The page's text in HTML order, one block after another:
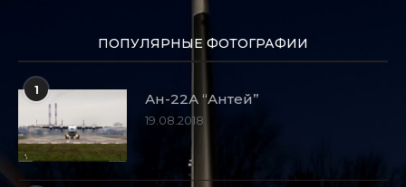
ПОПУЛЯРНЫЕ ФОТОГРАФИИ
1
Ан-22А “Антей”
19.08.2018